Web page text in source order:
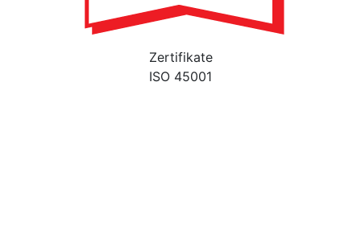
Zertifikate
ISO 45001